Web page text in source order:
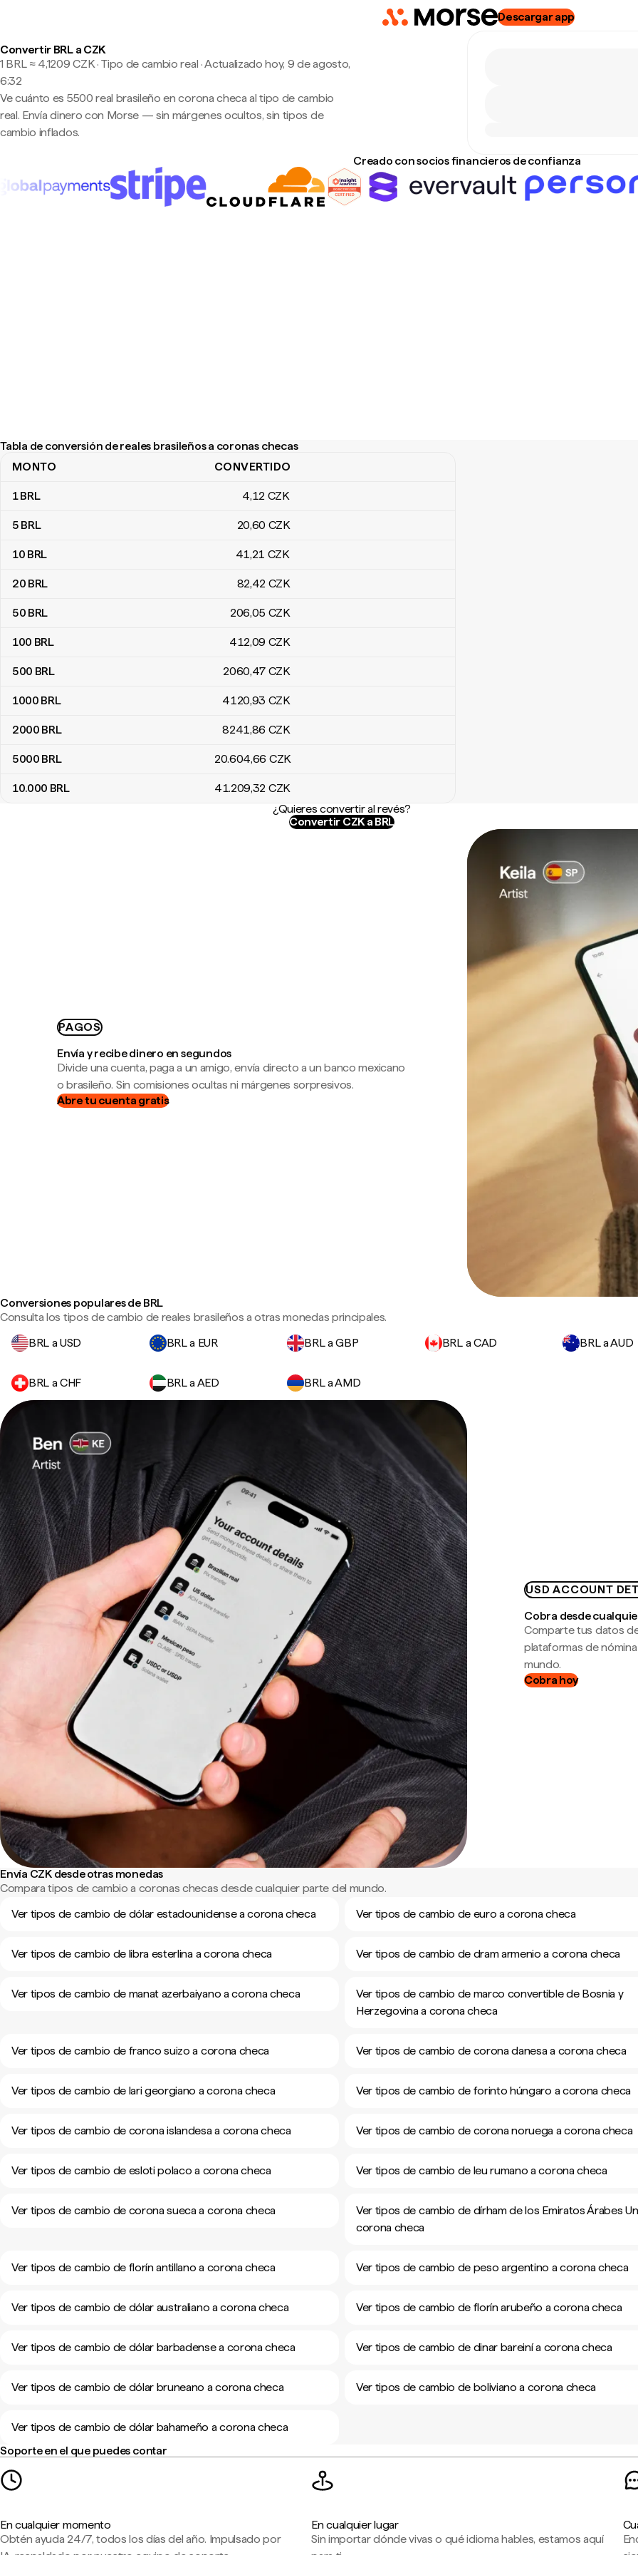
Descargar app
Convertir BRL a CZK
1 BRL ≈ 4,1209 CZK · Tipo de cambio real ·Actualizado hoy, 9 de agosto,
6:32
Ve cuánto es 5500 real brasileño en corona checa al tipo de cambio
real. Envía dinero con Morse — sin márgenes ocultos, sin tipos de
cambio inflados.
Creado con socios financieros de confianza
Tabla de conversión de reales brasileños a coronas checas
Tabla de conversión de reales brasileños a coronas checas
MONTO CONVERTIDO
1BRL 4,12 CZK
5 BRL 20,60 CZK
10 BRL 41,21 CZK
20 BRL 82,42 CZK
50 BRL 206,05 CZK
100 BRL 412,09 CZK
500 BRL 2060,47 CZK
1000 BRL 4120,93 CZK
2000 BRL 8241,86 CZK
5000 BRL 20.604,66 CZK
10.000 BRL 41.209,32 CZK
¿Quieres convertir al revés?
Convertir CZK a BRL
PAGOS
Envía y recibe dinero en segundos
Divide una cuenta, paga a un amigo, envía directo a un banco mexicano
o brasileño. Sin comisiones ocultas ni márgenes sorpresivos.
Abre tu cuenta gratis
Conversiones populares de BRL
Consulta los tipos de cambio de reales brasileños a otras monedas principales.
BRL a USD
BRL a EUR BRL a GBP BRL a CAD BRL a AUD
BRL a CHF BRL a AED BRL a AMD
USD ACCOUNT
Cobra desde
Comparte tus datos
plataformas de
mundo.
Cobra hoy
Envía CZK desde otras monedas
Compara tipos de cambio a coronas checas desde cualquier parte del mundo.
Ver tipos de cambio de dólar estadounidense a corona checa
Ver tipos de cambio de euro a corona checa
Ver tipos de cambio de libra esterlina a corona checa Ver tipos de cambio de dram armenio a corona checa
Ver tipos de cambio de manat azerbaiyano a corona checa
Ver tipos de cambio de marco convertible de Bosnia y
Herzegovina a corona checa
Ver tipos de cambio de franco suizo a corona checa Ver tipos de cambio de corona danesa a corona checa
Ver tipos de cambio de lari georgiano a corona checa Ver tipos de cambio de forinto húngaro a corona checa
Ver tipos de cambio de corona islandesa a corona checa Ver tipos de cambio de corona noruega a corona checa
Ver tipos de cambio de esloti polaco a corona checa Ver tipos de cambio de leu rumano a corona checa
Ver tipos de cambio de corona sueca a corona checa
Ver tipos de cambio de dírham de los Emiratos Árabes
corona checa
Ver tipos de cambio de florín antillano a corona checa Ver tipos de cambio de peso argentino a corona checa
Ver tipos de cambio de dólar australiano a corona checa Ver tipos de cambio de florín arubeño a corona checa
Ver tipos de cambio de dólar barbadense a corona checa Ver tipos de cambio de dinar bareiní a corona checa
Ver tipos de cambio de dólar bruneano a corona checa Ver tipos de cambio de boliviano a corona checa
Ver tipos de cambio de dólar bahameño a corona checa
Soporte en el que puedes contar
En cualquier momento
Obtén ayuda 24/7, todos los días del año. Impulsado por
En cualquier lugar
Sin importar dónde vivas o qué idioma hables, estamos aquí